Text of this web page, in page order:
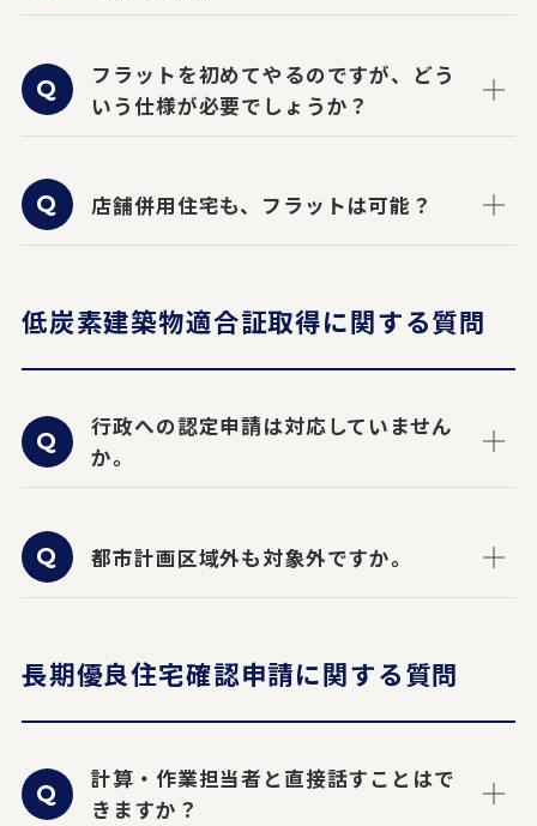
フラットを初めてやるのですが、どう
いう仕様が必要でしょうか？
店舗併用住宅も、フラットは可能？
低炭素建築物適合証取得に関する質問
行政への認定申請は対応していません
か。
都市計画区域外も対象外ですか。
長期優良住宅確認申請に関する質問
計算・作業担当者と直接話すことはで
きますか？